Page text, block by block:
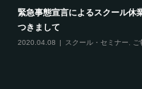
緊急事態宣言によるスクール休
つきまして
2020.04.08 スクール・セミナー ご